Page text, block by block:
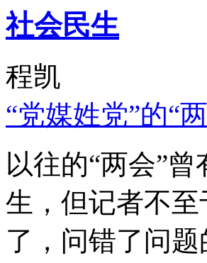
社会民生
程凯
“党媒姓党”的“
以往的“两会”
生，但记者不
了，问错了问